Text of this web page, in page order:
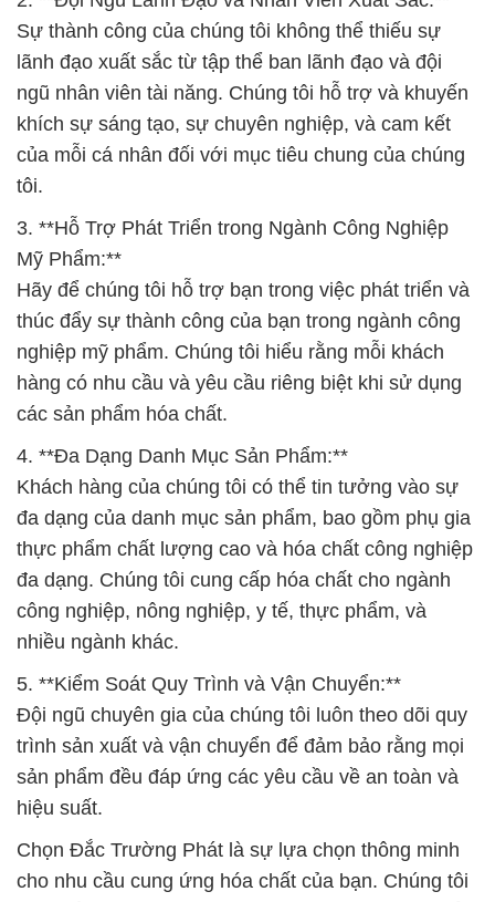
của mỗi cá nhân đối với mục tiêu chung của chúng
tôi.
3. **Hỗ Trợ Phát Triển trong Ngành Công Nghiệp
Mỹ Phẩm:**
Hãy để chúng tôi hỗ trợ bạn trong việc phát triển và
thúc đẩy sự thành công của bạn trong ngành công
nghiệp mỹ phẩm. Chúng tôi hiểu rằng mỗi khách
hàng có nhu cầu và yêu cầu riêng biệt khi sử dụng
các sản phẩm hóa chất.
4. **Đa Dạng Danh Mục Sản Phẩm:**
Khách hàng của chúng tôi có thể tin tưởng vào sự
đa dạng của danh mục sản phẩm, bao gồm phụ gia
thực phẩm chất lượng cao và hóa chất công nghiệp
đa dạng. Chúng tôi cung cấp hóa chất cho ngành
công nghiệp, nông nghiệp, y tế, thực phẩm, và
nhiều ngành khác.
5. **Kiểm Soát Quy Trình và Vận Chuyển:**
Đội ngũ chuyên gia của chúng tôi luôn theo dõi quy
trình sản xuất và vận chuyển để đảm bảo rằng mọi
sản phẩm đều đáp ứng các yêu cầu về an toàn và
hiệu suất.
Chọn Đắc Trường Phát là sự lựa chọn thông minh
cho nhu cầu cung ứng hóa chất của bạn. Chúng tôi
cam kết mang lại giải pháp hiệu quả và an toàn để
hỗ trợ sự phát triển bền vững của doanh nghiệp bạn
trong thị trường ngày càng cạnh tranh.
Hãy liên hệ với chúng tôi để biết thêm chi tiết và trải